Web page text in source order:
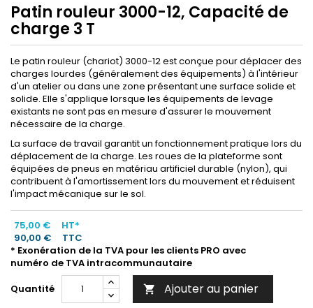
Patin rouleur 3000-12, Capacité de
charge 3 T
Le patin rouleur (chariot) 3000-12 est conçue pour déplacer des
charges lourdes (généralement des équipements) à l'intérieur
d'un atelier ou dans une zone présentant une surface solide et
solide. Elle s'applique lorsque les équipements de levage
existants ne sont pas en mesure d'assurer le mouvement
nécessaire de la charge.
La surface de travail garantit un fonctionnement pratique lors du
déplacement de la charge. Les roues de la plateforme sont
équipées de pneus en matériau artificiel durable (nylon), qui
contribuent à l'amortissement lors du mouvement et réduisent
l'impact mécanique sur le sol.
75,00 €
HT*
90,00 €
TTC
* Exonération de la TVA pour les clients PRO avec
numéro de TVA intracommunautaire
Quantité
 Ajouter au panier